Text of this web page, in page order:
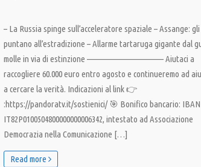
– La Russia spinge sull’acceleratore spaziale – Assange: gli
puntano all’estradizione – Allarme tartaruga gigante dal
molle in via di estinzione ———————————– Aiutaci a
raccogliere 60.000 euro entro agosto e continueremo ad
a cercare la verità. Indicazioni al link 👉
:https://pandoratv.it/sostienici/ 🎯 Bonifico bancario: IBAN
IT82P0100504800000000006342, intestato ad Associazione
Democrazia nella Comunicazione […]
Read more